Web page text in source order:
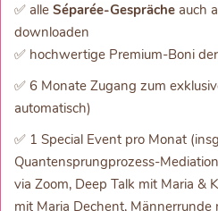
✅ alle Séparée-Gespräche auch
downloaden
✅ hochwertige Premium-Boni
✅ 6 Monate Zugang zum
automatisch)
✅ 1 Special Event pro Monat
Quantensprungprozess-
via Zoom, Deep Talk mit Maria &
mit Maria Dechent,